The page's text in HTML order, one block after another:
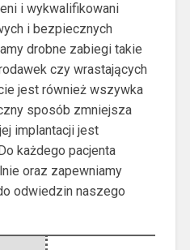
i wykwalifikowani
i bezpiecznych
drobne zabiegi takie
czy wrastających
jest również wszywka
sposób zmniejsza
implantacji jest
każdego pacjenta
oraz zapewniamy
odwiedzin naszego